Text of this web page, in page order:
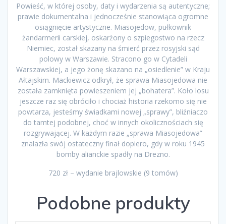
Powieść, w której osoby, daty i wydarzenia są autentyczne;
prawie dokumentalna i jednocześnie stanowiąca ogromne
osiągnięcie artystyczne. Miasojedow, pułkownik
żandarmerii carskiej, oskarżony o szpiegostwo na rzecz
Niemiec, został skazany na śmierć przez rosyjski sąd
polowy w Warszawie. Stracono go w Cytadeli
Warszawskiej, a jego żonę skazano na „osiedlenie” w Kraju
Ałtajskim. Mackiewicz odkrył, że sprawa Miasojedowa nie
została zamknięta powieszeniem jej „bohatera”. Koło losu
jeszcze raz się obróciło i chociaż historia rzekomo się nie
powtarza, jesteśmy świadkami nowej „sprawy”, bliźniaczo
do tamtej podobnej, choć w innych okolicznościach się
rozgrywającej. W każdym razie „sprawa Miasojedowa”
znalazła swój ostateczny finał dopiero, gdy w roku 1945
bomby alianckie spadły na Drezno.
720 zł – wydanie brajlowskie (9 tomów)
Podobne produkty